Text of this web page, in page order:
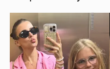
Внучки Светланы и
отдыхают в
35